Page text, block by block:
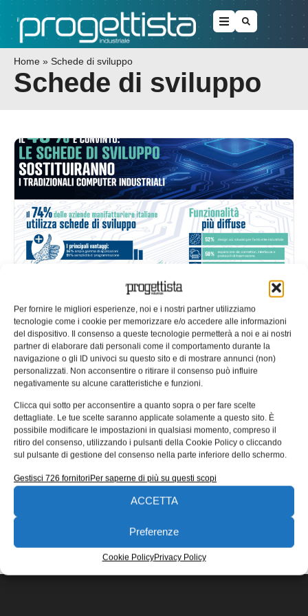
Per fornire le migliori esperienze, noi e i nostri partner utilizziamo
tecnologie come i cookie per memorizzare e/o accedere alle informazioni
del dispositivo. Il consenso a queste tecnologie permetterà a noi e ai nostri
partner di elaborare dati personali come il comportamento durante la
navigazione o gli ID univoci su questo sito e di mostrare annunci (non)
personalizzati. Non acconsentire o ritirare il consenso può influire
negativamente su alcune caratteristiche e funzioni.
Clicca qui sotto per acconsentire a quanto sopra o per fare scelte
dettagliate. Le tue scelte saranno applicate solamente a questo sito. È
possibile modificare le impostazioni in qualsiasi momento, compreso il
ritiro del consenso, utilizzando i pulsanti della Cookie Policy o cliccando
sul pulsante di gestione del consenso nella parte inferiore dello schermo.
Gestisci 726 fornitoriPer saperne di più su questi scopi
ACCETTA
Preferenze
Cookie PolicyPrivacy Policy
Home » Schede di sviluppo
Schede di sviluppo
Forte crescita per le schede di
sviluppo per il manifatturiero
Indagine tra 1.500 aziende Europee appartenenti al
settore manifatturiero per scoprire il grado di diffusione
delle schede di sviluppo.
Elisabetta Manfroi 04/07/2022
EDICOLA WEB